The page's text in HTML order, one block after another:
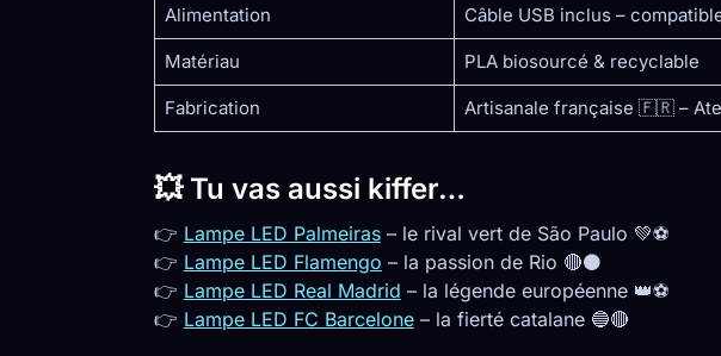
Alimentation Câble USB inclus –
Matériau PLA biosourcé & recyclable
Fabrication Artisanale française 🇫🇷 –
💥 Tu vas aussi kiffer…
👉 Lampe LED Palmeiras– le rival vert de São Paulo 💚⚽
👉 Lampe LED Flamengo – la passion de Rio 🔴⚫
👉 Lampe LED Real Madrid – la légende européenne 👑⚽
👉 Lampe LED FC Barcelone– la fierté catalane 🔵🔴